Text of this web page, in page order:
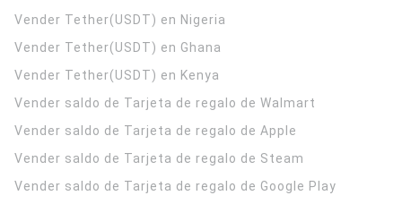
Vender Tether(USDT) en Nigeria
Vender Tether(USDT) en Ghana
Vender Tether(USDT) en Kenya
Vender saldo de Tarjeta de regalo de Walmart
Vender saldo de Tarjeta de regalo de Apple
Vender saldo de Tarjeta de regalo de Steam
Vender saldo de Tarjeta de regalo de Google Play